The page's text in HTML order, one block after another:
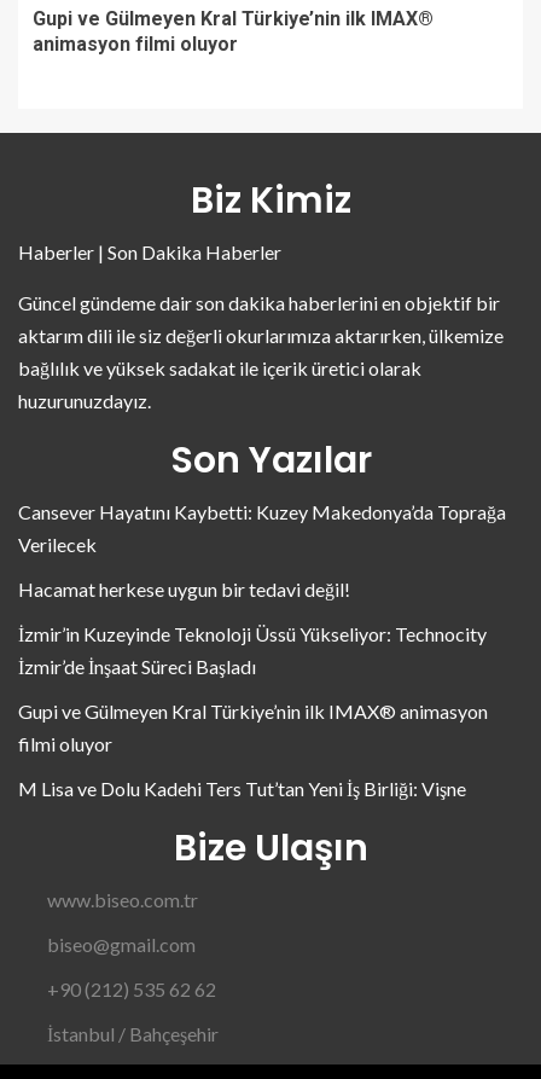
Gupi ve Gülmeyen Kral Türkiye’nin ilk IMAX®
animasyon filmi oluyor
Biz Kimiz
Haberler | Son Dakika Haberler
Güncel gündeme dair son dakika haberlerini en objektif bir
aktarım dili ile siz değerli okurlarımıza aktarırken, ülkemize
bağlılık ve yüksek sadakat ile içerik üretici olarak
huzurunuzdayız.
Son Yazılar
Cansever Hayatını Kaybetti: Kuzey Makedonya’da Toprağa
Verilecek
Hacamat herkese uygun bir tedavi değil!
İzmir’in Kuzeyinde Teknoloji Üssü Yükseliyor: Technocity
İzmir’de İnşaat Süreci Başladı
Gupi ve Gülmeyen Kral Türkiye’nin ilk IMAX® animasyon
filmi oluyor
M Lisa ve Dolu Kadehi Ters Tut’tan Yeni İş Birliği: Vişne
Bize Ulaşın
www.biseo.com.tr
biseo@gmail.com
+90 (212) 535 62 62
İstanbul / Bahçeşehir